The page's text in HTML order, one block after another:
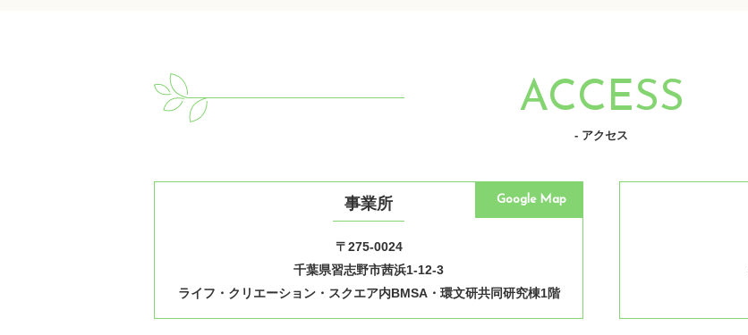
ACCESS
- アクセス
事業所
〒275-0024
千葉県習志野市茜浜1-12-3
ライフ・クリエーション・スクエア内BMSA・環文研共同研究棟1階
Google Map